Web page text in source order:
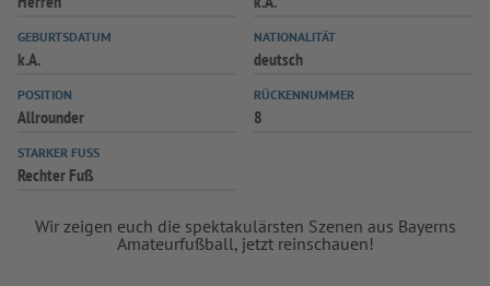
SPIELPLUS
GEBURTSDATUM
k.A.
NATIONALITÄT
deutsch
POSITION
Allrounder
RÜCKENNUMMER
8
STARKER FUSS
Rechter Fuß
Wir zeigen euch die spektakulärsten Szenen aus Bayerns
Amateurfußball, jetzt reinschauen!